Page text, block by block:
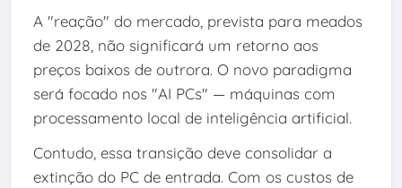
A "reação" do mercado, prevista para meados
de 2028, não significará um retorno aos
preços baixos de outrora. O novo paradigma
será focado nos "AI PCs" — máquinas com
processamento local de inteligência artificial.
Contudo, essa transição deve consolidar a
extinção do PC de entrada. Com os custos de